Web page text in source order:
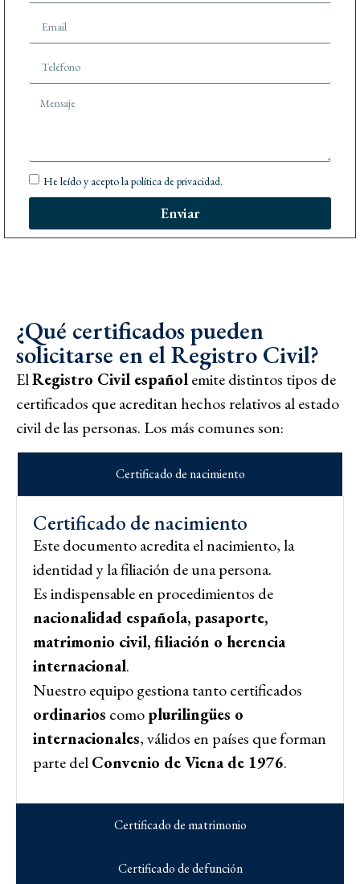
He leído y acepto la política de privacidad.
Enviar
¿Qué certificados pueden
solicitarse en el Registro Civil?
ElRegistro Civil españolemite distintos tipos de
certificados que acreditan hechos relativos al estado
civil de las personas. Los más comunes son:
Certificado de nacimiento
Certificado de matrimonio
Certificado de defunción
Certificado de nacimiento
Este documento acredita el nacimiento, la
identidad y la filiación de una persona.
Es indispensable en procedimientos de
nacionalidad española, pasaporte,
matrimonio civil, filiación o herencia
internacional.
Nuestro equipo gestiona tanto certificados
ordinarios comoplurilingües o
internacionales, válidos en países que forman
parte delConvenio de Viena de 1976.